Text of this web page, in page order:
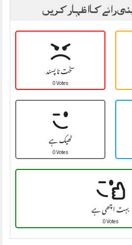
رائے کا اظہار کریں
سخت نا پسند
0 Votes
ٹھیک ہے
0 Votes
بہت اچھی ہے
0 Votes